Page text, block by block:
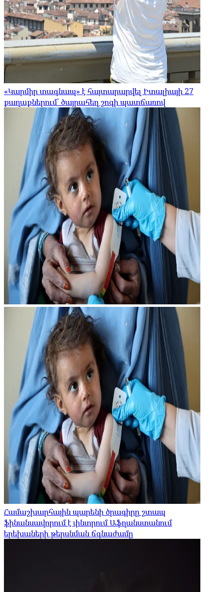
«Կարմիր տագնապ» է հայտարարվել Իտալիայի 27
քաղաքներում՝ ծայրահեղ շոգի պատճառով
Համաշխարհային պարենի ծրագիրը շտապ
ֆինանսավորում է փնտրում Աֆղանստանում
երեխաների թերսնման ճգնաժամը